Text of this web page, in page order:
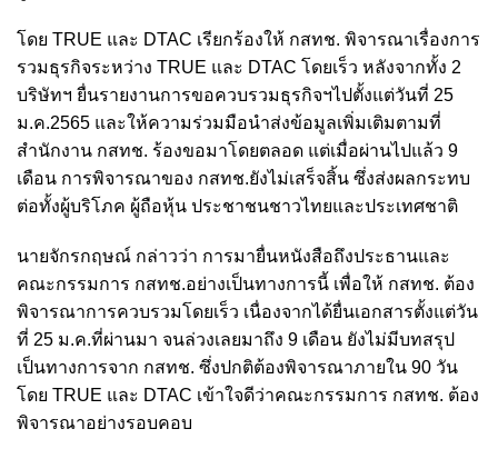
โดย TRUE และ DTAC เรียกร้องให้ กสทช. พิจารณาเรื่องการ
รวมธุรกิจระหว่าง TRUE และ DTAC โดยเร็ว หลังจากทั้ง 2
บริษัทฯ ยื่นรายงานการขอควบรวมธุรกิจฯไปตั้งแต่วันที่ 25
ม.ค.2565 และให้ความร่วมมือนำส่งข้อมูลเพิ่มเติมตามที่
สำนักงาน กสทช. ร้องขอมาโดยตลอด แต่เมื่อผ่านไปแล้ว 9
เดือน การพิจารณาของ กสทช.ยังไม่เสร็จสิ้น ซึ่งส่งผลกระทบ
ต่อทั้งผู้บริโภค ผู้ถือหุ้น ประชาชนชาวไทยและประเทศชาติ
นายจักรกฤษณ์ กล่าวว่า การมายื่นหนังสือถึงประธานและ
คณะกรรมการ กสทช.อย่างเป็นทางการนี้ เพื่อให้ กสทช. ต้อง
พิจารณาการควบรวมโดยเร็ว เนื่องจากได้ยื่นเอกสารตั้งแต่วัน
ที่ 25 ม.ค.ที่ผ่านมา จนล่วงเลยมาถึง 9 เดือน ยังไม่มีบทสรุป
เป็นทางการจาก กสทช. ซึ่งปกติต้องพิจารณาภายใน 90 วัน
โดย TRUE และ DTAC เข้าใจดีว่าคณะกรรมการ กสทช. ต้อง
พิจารณาอย่างรอบคอบ